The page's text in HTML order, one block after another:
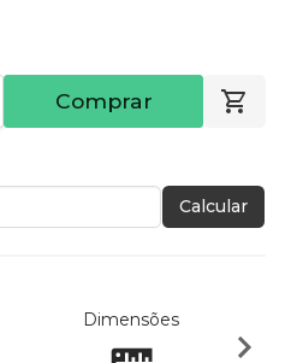
Comprar
Calcular
Dimensões